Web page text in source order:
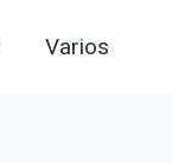
Varios